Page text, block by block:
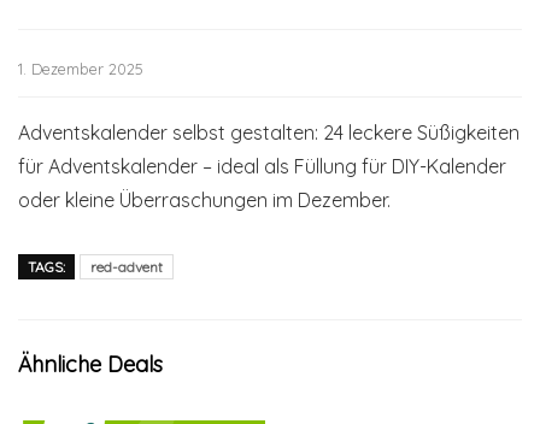
1. Dezember 2025
Adventskalender selbst gestalten: 24 leckere Süßigkeiten
für Adventskalender – ideal als Füllung für DIY-Kalender
oder kleine Überraschungen im Dezember.
TAGS: red-advent
Ähnliche Deals